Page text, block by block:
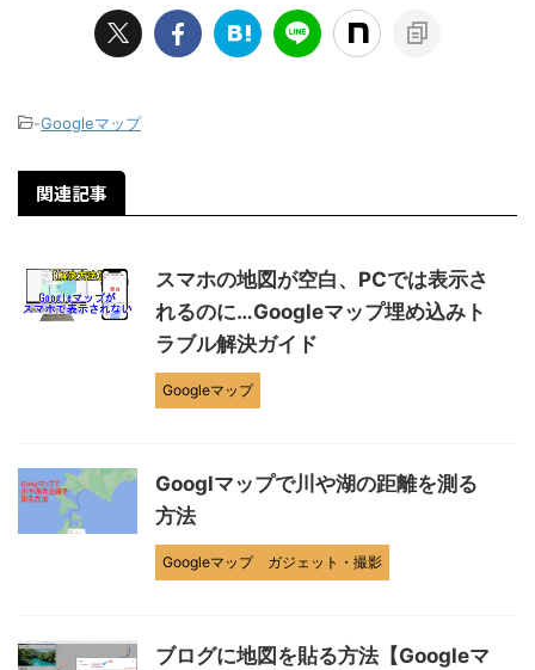
-Googleマップ
関連記事
スマホの地図が空白、PCでは表示さ
れるのに…Googleマップ埋め込みト
ラブル解決ガイド
Googleマップ
Googlマップで川や湖の距離を測る
方法
Googleマップ ガジェット・撮影
ブログに地図を貼る方法【Googleマ